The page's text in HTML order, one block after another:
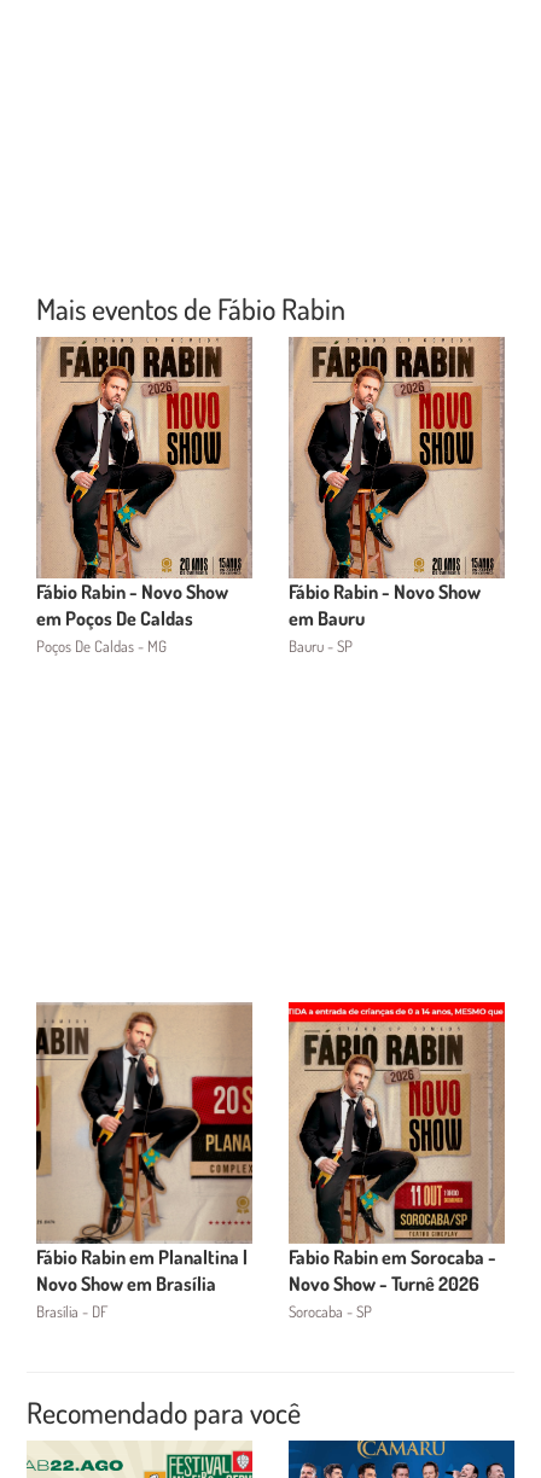
Mais eventos de Fábio Rabin
Fábio Rabin - Novo Show
em Poços De Caldas
Poços De Caldas - MG
Fábio Rabin - Novo Show
em Bauru
Bauru - SP
Fábio Rabin em Planaltina |
Novo Show em Brasília
Brasília - DF
Fabio Rabin em Sorocaba -
Novo Show - Turnê 2026
Sorocaba - SP
Recomendado para você